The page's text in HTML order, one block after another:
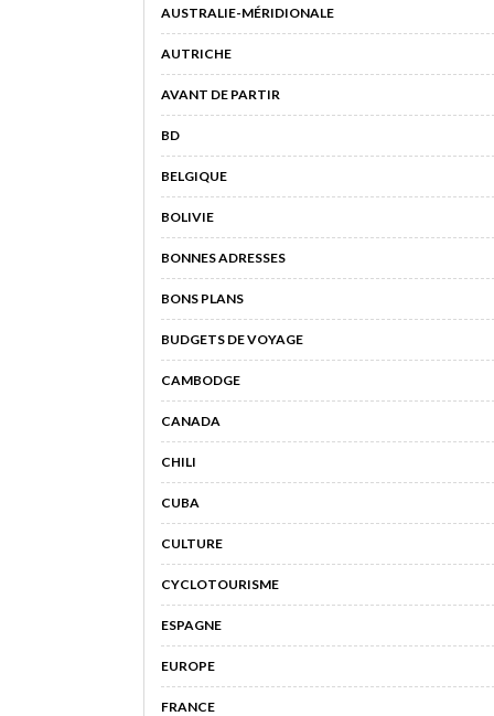
AUSTRALIE-MÉRIDIONALE
AUTRICHE
AVANT DE PARTIR
BD
BELGIQUE
BOLIVIE
BONNES ADRESSES
BONS PLANS
BUDGETS DE VOYAGE
CAMBODGE
CANADA
CHILI
CUBA
CULTURE
CYCLOTOURISME
ESPAGNE
EUROPE
FRANCE